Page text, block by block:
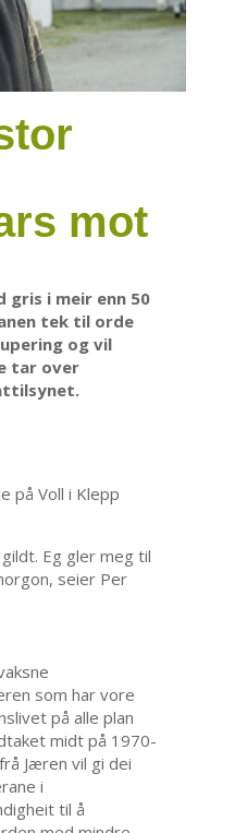
mot
gris i meir enn 50
tek til orde
og vil
tar over
på Voll i Klepp
Eg gler meg til
seier Per
som har vore
på alle plan
midt på 1970-
Jæren vil gi dei
i
til å